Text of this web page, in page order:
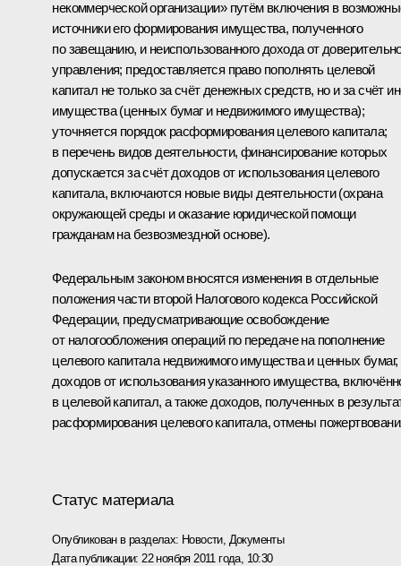
некоммерческой организации» путём включения в
источники его формирования имущества, полученного
по завещанию, и неиспользованного дохода от
управления; предоставляется право пополнять целевой
капитал не только за счёт денежных средств, но и за счёт
имущества (ценных бумаг и недвижимого имущества);
уточняется порядок расформирования целевого капитала;
в перечень видов деятельности, финансирование которых
допускается за счёт доходов от использования целевого
капитала, включаются новые виды деятельности (охрана
окружающей среды и оказание юридической помощи
гражданам на безвозмездной основе).
Федеральным законом вносятся изменения в отдельные
положения части второй Налогового кодекса Российской
Федерации, предусматривающие освобождение
от налогообложения операций по передаче на пополнение
целевого капитала недвижимого имущества и ценных бумаг,
доходов от использования указанного имущества,
в целевой капитал, а также доходов, полученных в
расформирования целевого капитала, отмены
Статус материала
Опубликован в разделах: Новости, Документы
Дата публикации: 22 ноября 2011 года, 10:30